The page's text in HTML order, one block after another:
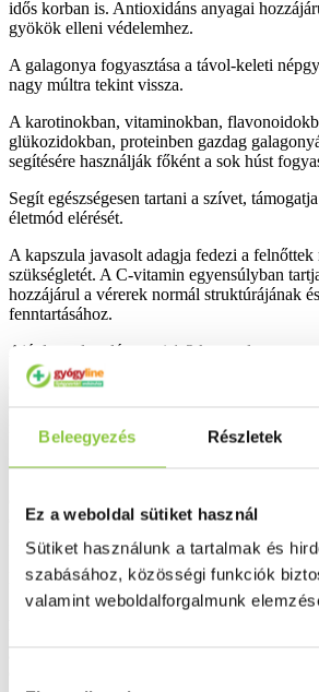
Beleegyezés Részletek
Ez a weboldal sütiket használ
Sütiket használunk a tartalmak és
szabásához, közösségi funkciók
valamint weboldalforgalmunk
idős korban is. Antioxidáns anyagai
gyökök elleni védelemhez.
A galagonya fogyasztása a távol-keleti
nagy múltra tekint vissza.
A karotinokban, vitaminokban,
glükozidokban, proteinben gazdag
segítésére használják főként a sok húst
Segít egészségesen tartani a szívet,
életmód elérését.
A kapszula javasolt adagja fedezi a
szükségletét. A C-vitamin egyensúlyban
hozzájárul a vérerek normál struktúrájának
fenntartásához.
Ajánlott adagolás: napi 1-2 kapszula.
Összetevők: olívaolaj, zselatin, galagonya
mg/kapszula), C-vitamin (aszkorbinsav 30
Hatóanyagok a napi adagolásra:
Ginkgo biloba levél kivonat: 60 mg, C-
37,5%).
NRV: felnőttek számára ajánlott napi bevitel.
Az ajánlott napi adagot ne lépje túl! A